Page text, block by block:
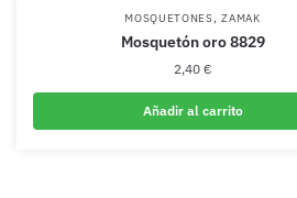
MOSQUETONES,ZAMAK
Mosquetón oro 8829
2,40 €
Añadir al carrito